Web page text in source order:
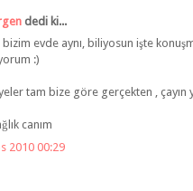
dedi ki...
evde aynı, biliyosun işte
:)
tam bize göre gerçekten , çayın
canım
2010 00:29